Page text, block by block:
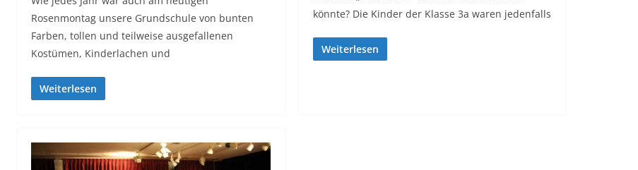
Rosenmontag unsere Grundschule von bunten
Farben, tollen und teilweise ausgefallenen
Kostümen, Kinderlachen und
Weiterlesen
könnte? Die Kinder der Klasse 3a waren jedenfalls
Weiterlesen